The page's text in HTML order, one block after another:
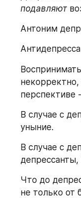
подавляют
Антоним
перспективе
В случае с
уныние.
В случае с
Что до
не только от